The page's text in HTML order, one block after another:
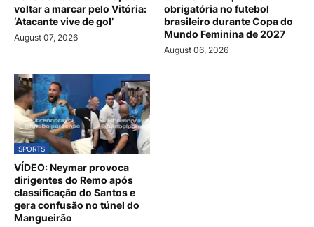
voltar a marcar pelo Vitória:
‘Atacante vive de gol’
August 07, 2026
obrigatória no futebol
brasileiro durante Copa do
Mundo Feminina de 2027
August 06, 2026
SPORTS
VÍDEO: Neymar provoca
dirigentes do Remo após
classificação do Santos e
gera confusão no túnel do
Mangueirão